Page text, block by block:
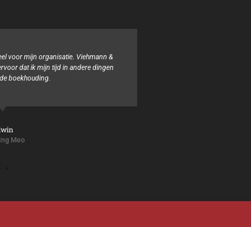
Binnen onze organisatie hebben wij noch de tijd noch de kennis voor de
boekhouding. Het team van Viehmann & van Ophem, Administrateurs is
altijd behulpzaam en samen zorgen zij ervoor dat alles geregeld is.